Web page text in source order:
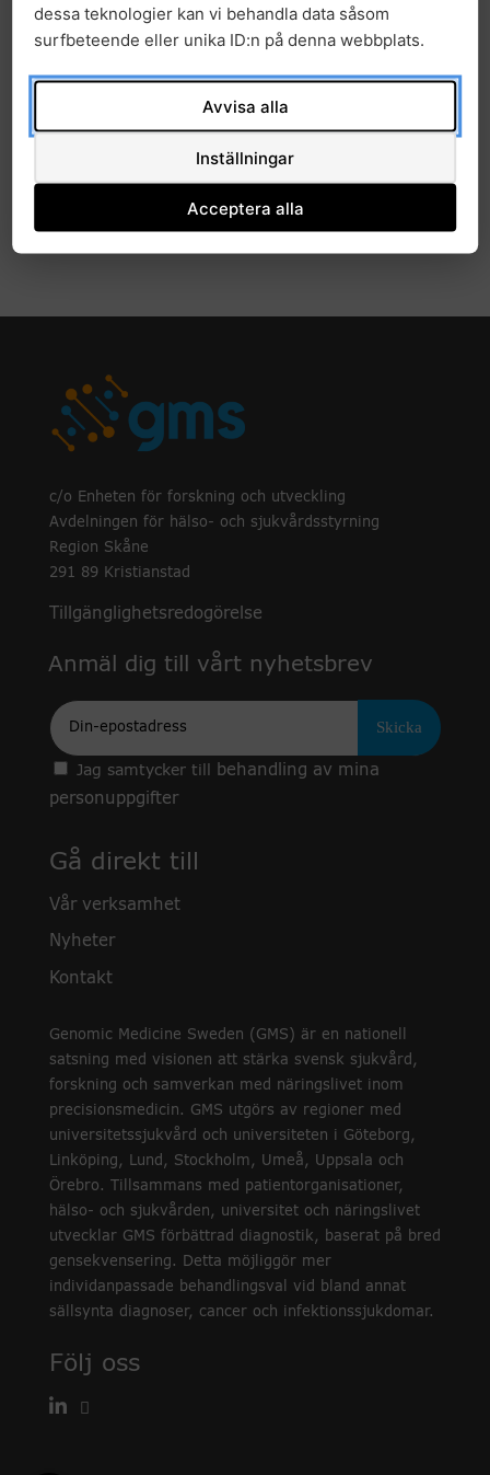
2022
2021
c/o Enheten för forskning och utveckling
Avdelningen för hälso- och sjukvårdsstyrning
Region Skåne
291 89 Kristianstad
Tillgänglighetsredogörelse
Anmäl dig till vårt nyhetsbrev
Epost
Jag samtycker till
behandling av mina
personuppgifter
Gå direkt till
Vår verksamhet
Nyheter
Kontakt
Genomic Medicine Sweden (GMS) är en nationell
satsning med visionen att stärka svensk sjukvård,
forskning och samverkan med näringslivet inom
precisionsmedicin. GMS utgörs av regioner med
universitetssjukvård och universiteten i Göteborg,
Linköping, Lund, Stockholm, Umeå, Uppsala och
Örebro. Tillsammans med patientorganisationer,
hälso- och sjukvården, universitet och näringslivet
utvecklar GMS förbättrad diagnostik, baserat på bred
gensekvensering. Detta möjliggör mer
individanpassade behandlingsval vid bland annat
sällsynta diagnoser, cancer och infektionssjukdomar.
Följ oss
dessa teknologier kan vi behandla data såsom
surfbeteende eller unika ID:n på denna webbplats.
Avvisa alla
Inställningar
Acceptera alla